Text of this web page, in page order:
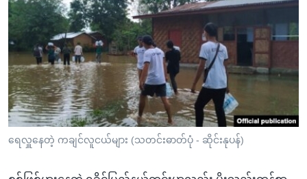
ရေလှူနေတဲ့ ကချင်လူငယ်များ (သတင်းဓာတ်ပုံ - ဆိုင်းနုပန်)